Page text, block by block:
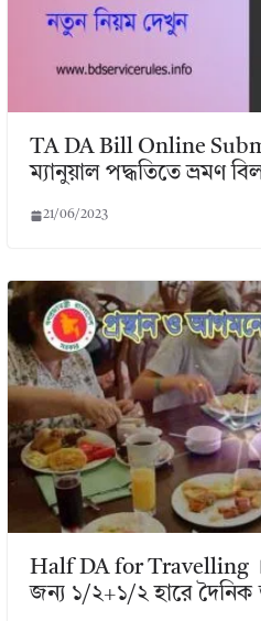
TA DA Bill Online
ম্যানুয়াল পদ্ধতিতে ভ্রমণ
21/06/2023
Half DA for Travelling ।
জন্য ১/২+১/২ হারে দৈনিক